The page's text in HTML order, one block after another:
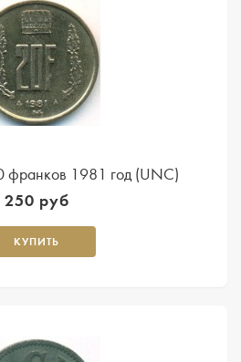
франков 1981 год (UNC)
250 руб
КУПИТЬ